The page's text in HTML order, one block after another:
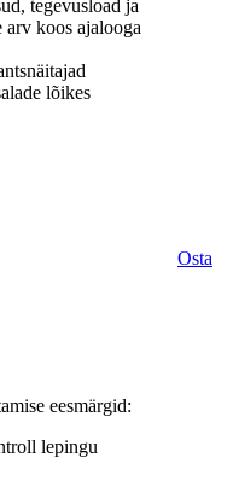
tegevusload ja
arv koos ajalooga
lõikes
Osta
eesmärgid:
lepingu